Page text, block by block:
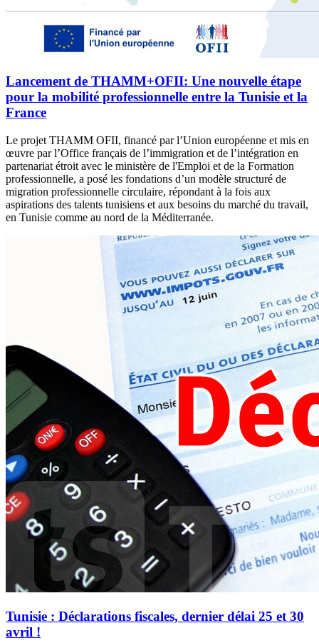
Lancement de THAMM+OFII: Une nouvelle étape
pour la mobilité professionnelle entre la Tunisie et la
France
Le projet THAMM OFII, financé par l’Union européenne et mis en
œuvre par l’Office français de l’immigration et de l’intégration en
partenariat étroit avec le ministère de l'Emploi et de la Formation
professionnelle, a posé les fondations d’un modèle structuré de
migration professionnelle circulaire, répondant à la fois aux
aspirations des talents tunisiens et aux besoins du marché du travail,
en Tunisie comme au nord de la Méditerranée.
Tunisie : Déclarations fiscales, dernier délai 25 et 30
avril !